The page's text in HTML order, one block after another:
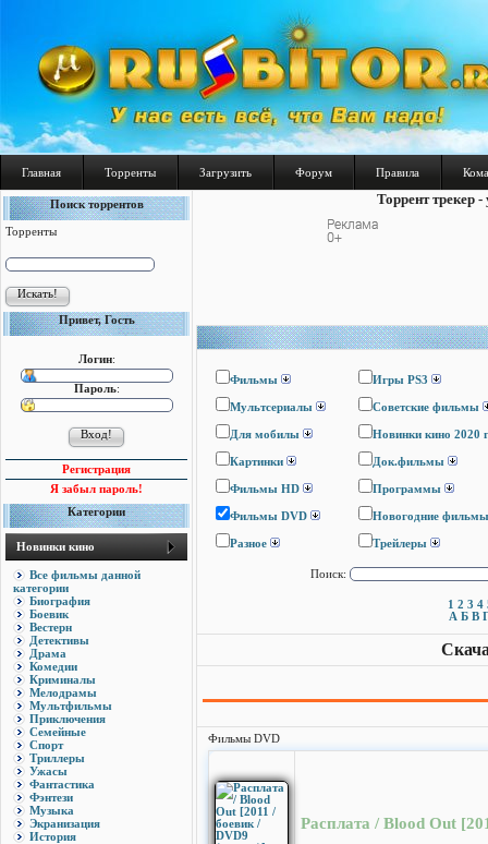
Главная Торренты Загрузить Форум Правила
Поиск торрентов
Торренты
Привет, Гость
Логин:
Пароль:
Регистрация
Я забыл пароль!
Категории
Новинки кино
Все фильмы данной
категории
Биография
Боевик
Вестерн
Детективы
Драма
Комедии
Криминалы
Мелодрамы
Мультфильмы
Приключения
Семейные
Спорт
Триллеры
Ужасы
Фантастика
Фэнтези
Музыка
Экранизация
История
Торрент трекер
Фильмы Игры PS3
Мультсериалы Cоветские фильмы
Для мобилы Новинки кино 2020
Картинки Док.фильмы
Фильмы HD Программы
Фильмы DVD Новогодние фильмы
Разное Трейлеры
Поиск:
1 2 3 4
А Б В
Фильмы DVD
Расплата / Blood Out